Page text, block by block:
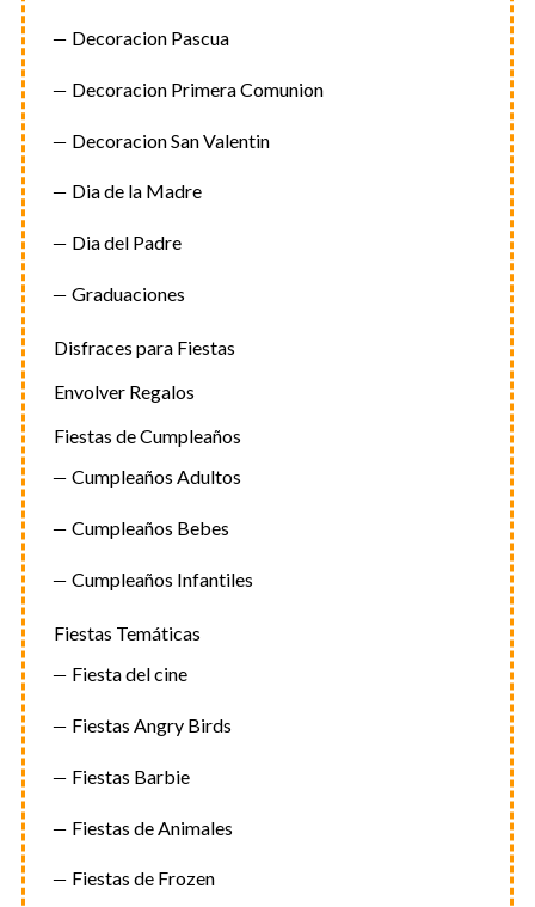
Decoracion Pascua
Decoracion Primera Comunion
Decoracion San Valentin
Dia de la Madre
Dia del Padre
Graduaciones
Disfraces para Fiestas
Envolver Regalos
Fiestas de Cumpleaños
Cumpleaños Adultos
Cumpleaños Bebes
Cumpleaños Infantiles
Fiestas Temáticas
Fiesta del cine
Fiestas Angry Birds
Fiestas Barbie
Fiestas de Animales
Fiestas de Frozen